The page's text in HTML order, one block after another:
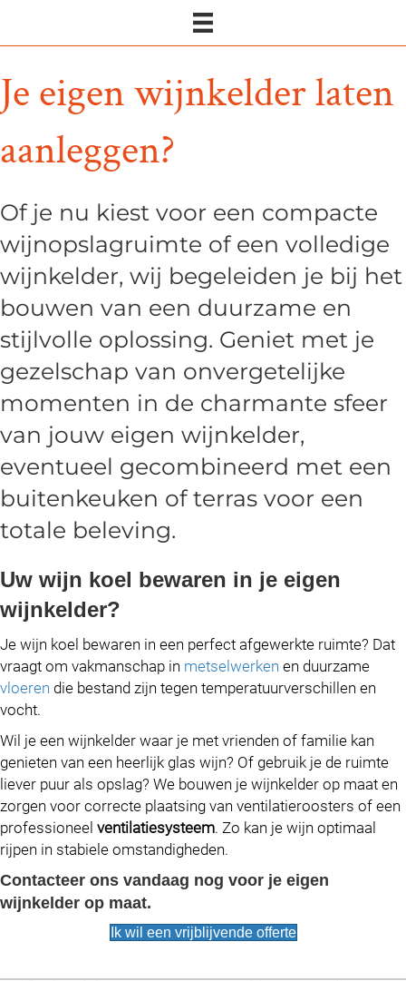
Je eigen wijnkelder laten
aanleggen?
Of je nu kiest voor een compacte
wijnopslagruimte of een volledige
wijnkelder, wij begeleiden je bij het
bouwen van een duurzame en
stijlvolle oplossing. Geniet met je
gezelschap van onvergetelijke
momenten in de charmante sfeer
van jouw eigen wijnkelder,
eventueel gecombineerd met een
buitenkeuken ofterras voor een
totale beleving.
Uw wijn koel bewaren in je eigen
wijnkelder?
Je wijn koel bewaren in een perfect afgewerkte ruimte? Dat
vraagt om vakmanschap in metselwerken en duurzame
vloeren die bestand zijn tegen temperatuurverschillen en
vocht.
Wil je een wijnkelder waar je met vrienden of familie kan
genieten van een heerlijk glas wijn? Of gebruik je de ruimte
liever puur als opslag? We bouwen je wijnkelder op maat en
zorgen voor correcte plaatsing van ventilatieroosters of een
professioneel ventilatiesysteem. Zo kan je wijn optimaal
rijpen in stabiele omstandigheden.
Contacteer ons vandaag nog voor je eigen
wijnkelder op maat.
Ik wil een vrijblijvende offerte